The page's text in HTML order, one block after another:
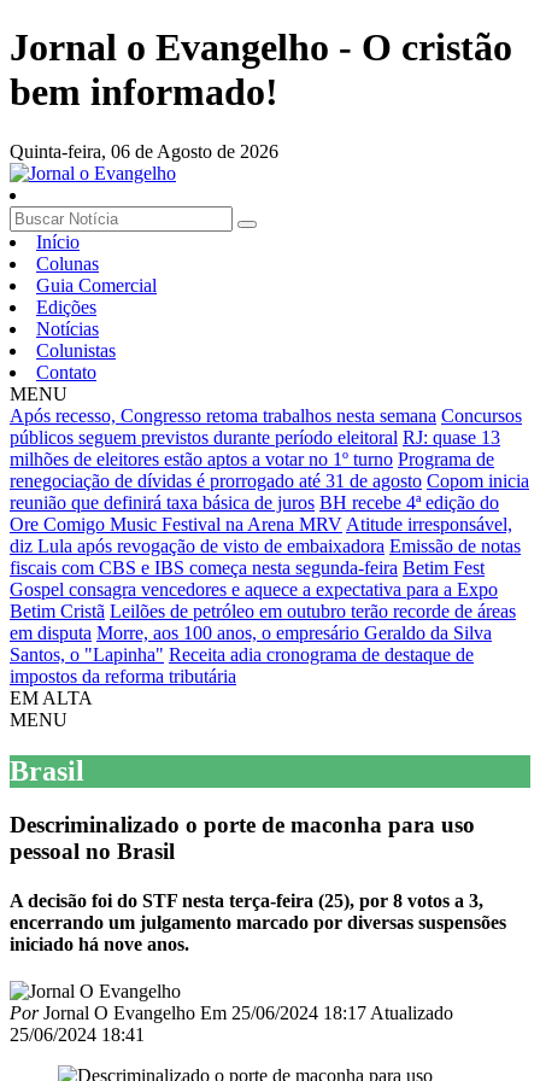
Jornal o Evangelho - O cristão
bem informado!
Quinta-feira, 06 de Agosto de 2026
Início
Colunas
Guia Comercial
Edições
Notícias
Colunistas
Contato
MENU
Após recesso, Congresso retoma trabalhos nesta semana Concursos
públicos seguem previstos durante período eleitoral RJ: quase 13
milhões de eleitores estão aptos a votar no 1º turno Programa de
renegociação de dívidas é prorrogado até 31 de agosto Copom inicia
reunião que definirá taxa básica de juros BH recebe 4ª edição do
Ore Comigo Music Festival na Arena MRV Atitude irresponsável,
diz Lula após revogação de visto de embaixadora Emissão de notas
fiscais com CBS e IBS começa nesta segunda-feira Betim Fest
Gospel consagra vencedores e aquece a expectativa para a Expo
Betim Cristã Leilões de petróleo em outubro terão recorde de áreas
em disputa Morre, aos 100 anos, o empresário Geraldo da Silva
Santos, o "Lapinha" Receita adia cronograma de destaque de
impostos da reforma tributária
EM ALTA
MENU
Brasil
Descriminalizado o porte de maconha para uso
pessoal no Brasil
A decisão foi do STF nesta terça-feira (25), por 8 votos a 3,
encerrando um julgamento marcado por diversas suspensões
iniciado há nove anos.
PorJornal O Evangelho Em 25/06/2024 18:17 Atualizado
25/06/2024 18:41